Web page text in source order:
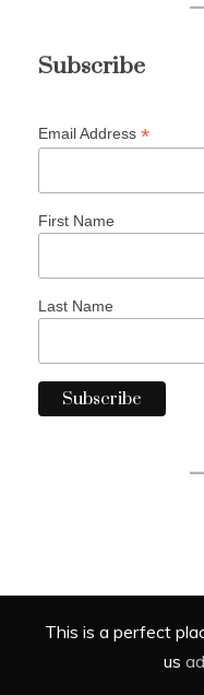
Subscribe
Email Address *
First Name
Last Name
This is a perfect
us